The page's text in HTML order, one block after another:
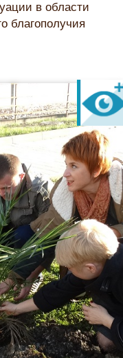
в области
благополучия